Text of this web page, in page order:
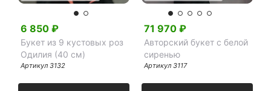
6 850 ₽
Букет из 9 кустовых роз
Одилия (40 см)
Артикул 3132
71 970 ₽
Авторский букет с белой
сиренью
Артикул 3117